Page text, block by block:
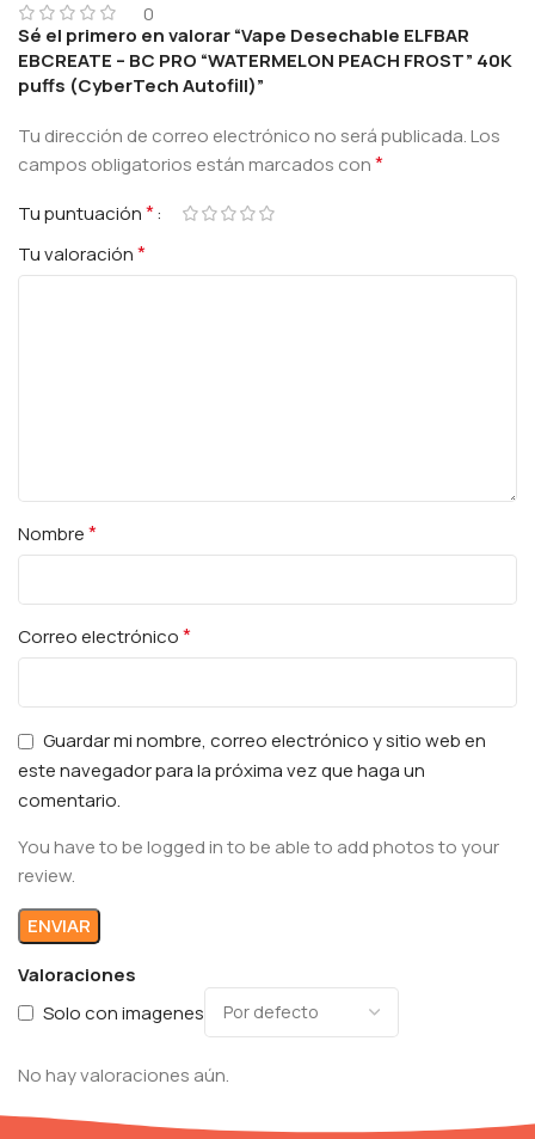
0
Valoraciones
Solo con imagenes
No hay valoraciones aún.
Sé el primero en valorar “Vape Desechable ELFBAR
EBCREATE – BC PRO “WATERMELON PEACH FROST” 40K
puffs (CyberTech Autofill)”
Tu dirección de correo electrónico no será publicada.Los
campos obligatorios están marcados con*
Tu puntuación*
Tu valoración*
Nombre*
Correo electrónico*
Guardar mi nombre, correo electrónico y sitio web en
este navegador para la próxima vez que haga un
comentario.
You have to be logged in to be able to add photos to your
review.